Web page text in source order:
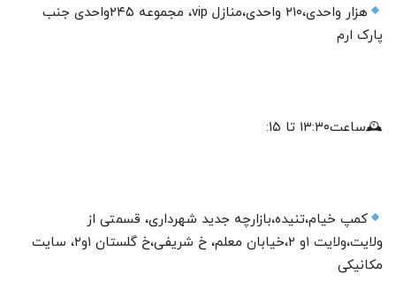
هزار واحدی،۲۱۰ واحدی،منازل vip، مجموعه ۲۴۵واحدی جنب
پارک ارم
🕰ساعت۱۳:۳۰ تا ۱۵:
کمپ خیام،تنیده،بازارچه جدید شهرداری، قسمتی از
ولایت،ولایت ۱و ۲،خیابان معلم، خ شریفی،خ گلستان ۱و۲، سایت
مکانیکی